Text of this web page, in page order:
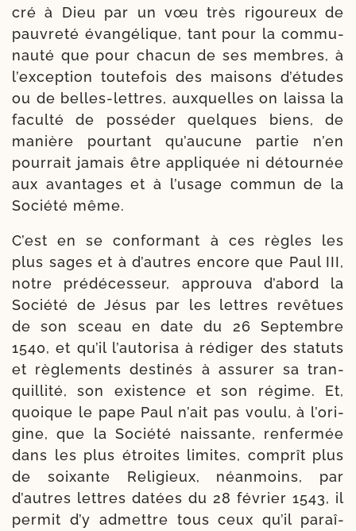
cré à Dieu par un vœu très rigou­reux de
pau­vre­té évan­gé­lique, tant pour la com­mu­
nau­té que pour cha­cun de ses membres, à
l’ex­cep­tion tou­te­fois des mai­sons d’é­tudes
ou de belles-​lettres, aux­quelles on lais­sa la
facul­té de pos­sé­der quelques biens, de
manière pour­tant qu’au­cune par­tie n’en
pour­rait jamais être appli­quée ni détour­née
aux avan­tages et à l’u­sage com­mun de la
Société même.
C’est en se confor­mant à ces règles les
plus sages et à d’autres encore que Paul III,
notre pré­dé­ces­seur, approu­va d’a­bord la
Société de Jésus par les lettres revê­tues
de son sceau en date du 26 Septembre
1540, et qu’il l’au­to­ri­sa à rédi­ger des sta­tuts
et règle­ments des­ti­nés à assu­rer sa tran­
quilli­té, son exis­tence et son régime. Et,
quoique le pape Paul n’ait pas vou­lu, à l’o­ri­
gine, que la Société nais­sante, ren­fer­mée
dans les plus étroites limites, com­prît plus
de soixante Religieux, néan­moins, par
d’autres lettres datées du 28 février 1543, il
per­mit d’y admettre tous ceux qu’il paraî­